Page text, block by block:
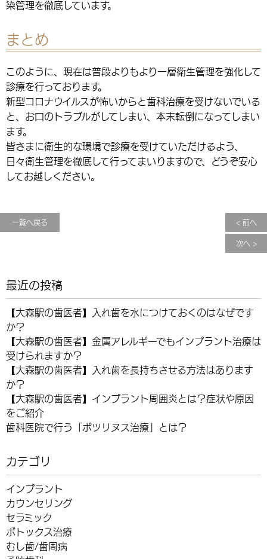
染管理を徹底しています。
まとめ
このように、現在は普段よりもより一層衛生管理を強化して
診療を行っております。
新型コロナウイルスが怖いからと歯科治療を受けないでいる
と、お口のトラブルがしてしまい、本末転倒になってしまい
ます。
皆さまに衛生的な環境で診療を受けていただけるよう、
日々衛生管理を徹底して行ってまいりますので、どうぞ安心
してお越しください。
一覧へ戻る
< 前へ
次へ >
最近の投稿
【大森駅の歯医者】入れ歯を水につけておくのはなぜです
か？
【大森駅の歯医者】金属アレルギーでもインプラント治療は
受けられますか？
【大森駅の歯医者】入れ歯を長持ちさせる方法はあります
か？
【大森駅の歯医者】インプラント周囲炎とは？症状や原因
をご紹介
歯科医院で行う「ボツリヌス治療」とは？
カテゴリ
インプラント
カウンセリング
セラミック
ボトックス治療
むし歯/歯周病